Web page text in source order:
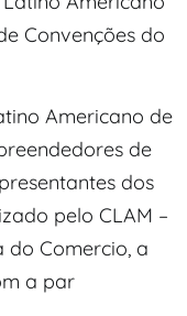
Convenções do
Americano de
de
dos
pelo CLAM –
do Comercio, a
a par